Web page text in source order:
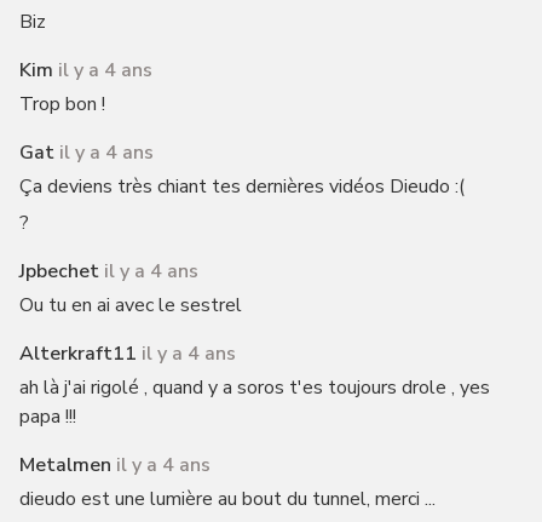
Biz
Kim il y a 4 ans
Trop bon !
Gat il y a 4 ans
Ça deviens très chiant tes dernières vidéos Dieudo :(
?
Jpbechet il y a 4 ans
Ou tu en ai avec le sestrel
Alterkraft11 il y a 4 ans
ah là j'ai rigolé , quand y a soros t'es toujours drole , yes
papa !!!
Metalmen il y a 4 ans
dieudo est une lumière au bout du tunnel, merci ...